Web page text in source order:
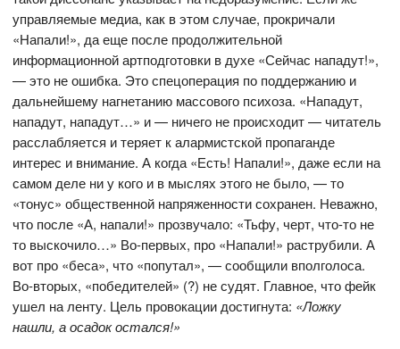
управляемые медиа, как в этом случае, прокричали
«Напали!», да еще после продолжительной
информационной артподготовки в духе «Сейчас нападут!»,
— это не ошибка. Это спецоперация по поддержанию и
дальнейшему нагнетанию массового психоза. «Нападут,
нападут, нападут…» и — ничего не происходит — читатель
расслабляется и теряет к алармистской пропаганде
интерес и внимание. А когда «Есть! Напали!», даже если на
самом деле ни у кого и в мыслях этого не было, — то
«тонус» общественной напряженности сохранен. Неважно,
что после «А, напали!» прозвучало: «Тьфу, черт, что-то не
то выскочило…» Во-первых, про «Напали!» раструбили. А
вот про «беса», что «попутал», — сообщили вполголоса.
Во-вторых, «победителей» (?) не судят. Главное, что фейк
ушел на ленту. Цель провокации достигнута: «Ложку
нашли, а осадок остался!»